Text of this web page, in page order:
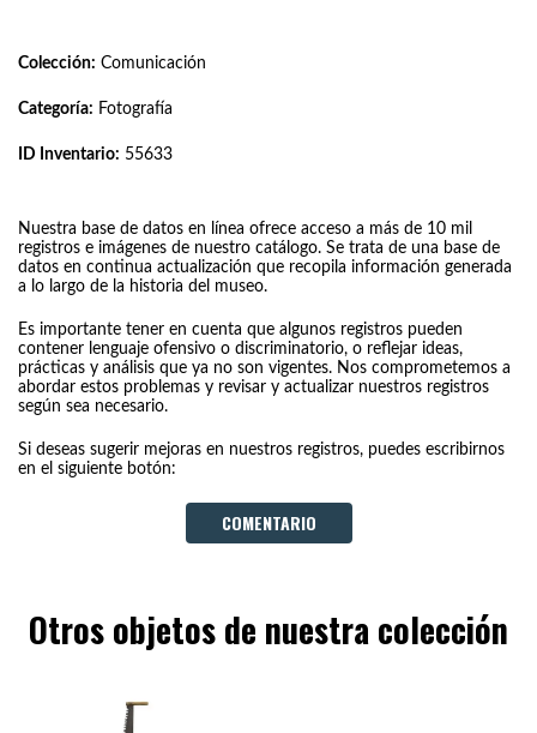
Colección: Comunicación
Categoría: Fotografía
ID Inventario: 55633
Nuestra base de datos en línea ofrece acceso a más de 10 mil
registros e imágenes de nuestro catálogo. Se trata de una base de
datos en continua actualización que recopila información generada
a lo largo de la historia del museo.
Es importante tener en cuenta que algunos registros pueden
contener lenguaje ofensivo o discriminatorio, o reflejar ideas,
prácticas y análisis que ya no son vigentes. Nos comprometemos a
abordar estos problemas y revisar y actualizar nuestros registros
según sea necesario.
Si deseas sugerir mejoras en nuestros registros, puedes escribirnos
en el siguiente botón:
COMENTARIO
Otros objetos de nuestra colección